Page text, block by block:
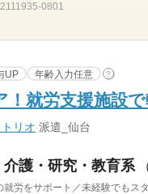
0801
UP 年齢入力任意 ?
！就労支援施設
リオ 派遣_仙台
護・研究・教育系
就労をサポート／未経験でも